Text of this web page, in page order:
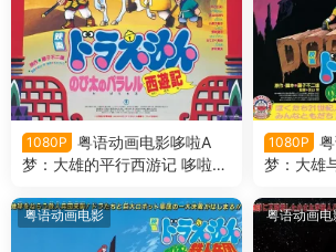
1080P
粤语动画电影哆啦A
梦：大雄的平行西游记 哆啦A
粤语版
1080P
梦：大雄
粤语动画电影 粤语动画电